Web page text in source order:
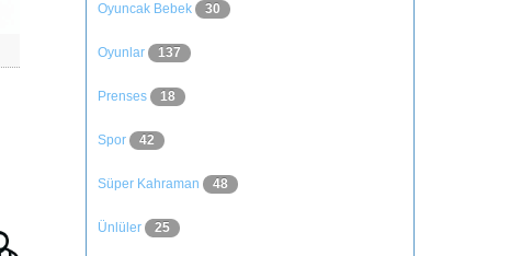
Oyuncak Bebek 30
Oyunlar 137
Prenses 18
Spor 42
Süper Kahraman 48
Ünlüler 25